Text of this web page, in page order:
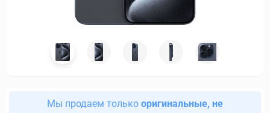
Мы продаем только оригинальные, не